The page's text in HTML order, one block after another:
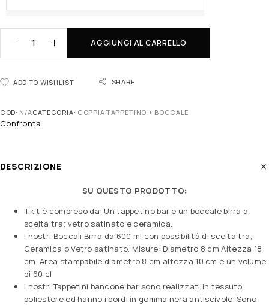
AGGIUNGI AL CARRELLO
ADD TO WISHLIST SHARE
COD: N/ACATEGORIA: COPPIA TAPPETINO + BOCCALE
Confronta
DESCRIZIONE
SU QUESTO PRODOTTO:
Il kit è compreso da: Un tappetino bar e un boccale birra a
scelta tra; vetro satinato e ceramica.
I nostri Boccali Birra da 600 ml con possibilità di scelta tra;
Ceramica o Vetro satinato. Misure: Diametro 8 cm Altezza 18
cm, Area stampabile diametro 8 cm altezza 10 cm e un volume
di 60 cl
I nostri Tappetini bancone bar sono realizzati in tessuto
poliestere ed hanno i bordi in gomma nera antiscivolo. Sono